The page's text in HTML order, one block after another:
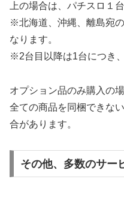
上の場合は、パチスロ１
※北海道、沖縄、離島宛
なります。
※2台目以降は1台につき
オプション品のみ購入の
全ての商品を同梱できな
合があります。
その他、多数のサー